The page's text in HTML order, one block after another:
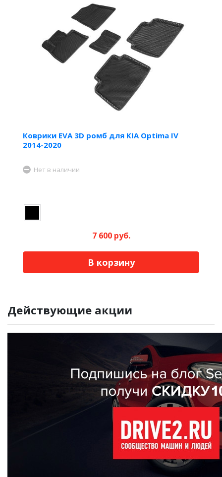
Коврики EVA 3D ромб для KIA Optima IV
2014-2020
Нет в наличии
7 600 руб.
В корзину
Действующие акции